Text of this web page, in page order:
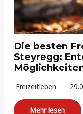
Die besten
Steyregg:
Freizeitleben
Mehr lesen